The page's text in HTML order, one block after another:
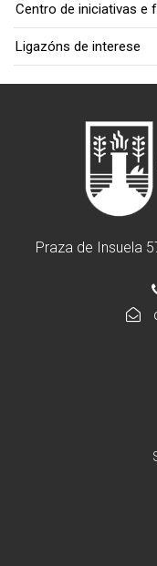
Centro de iniciativas e
Ligazóns de interese
Praza de Insuela